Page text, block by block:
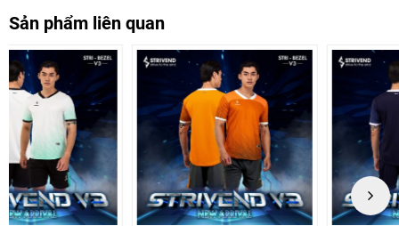
Sản phẩm liên quan